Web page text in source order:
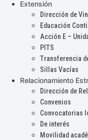
Extensión
Dirección de
Educación
Acción E –
PITS
Transferencia
Sillas Vacías
Relacionamiento
Dirección de
Convenios
Convocatorias
De interés
Movilidad